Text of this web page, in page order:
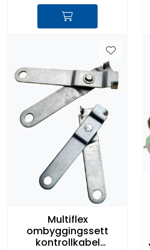
Multiflex
ombyggingssett
kontrollkabel